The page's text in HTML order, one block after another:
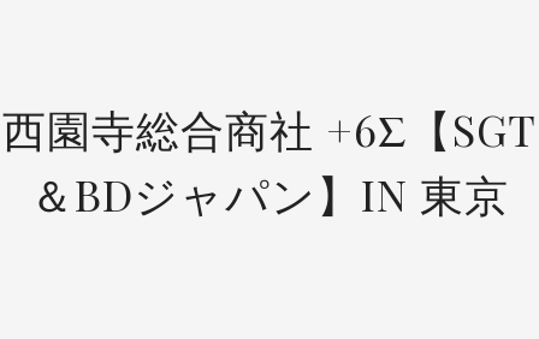
西園寺総合商社 +6Σ【SGT
＆BDジャパン】IN 東京